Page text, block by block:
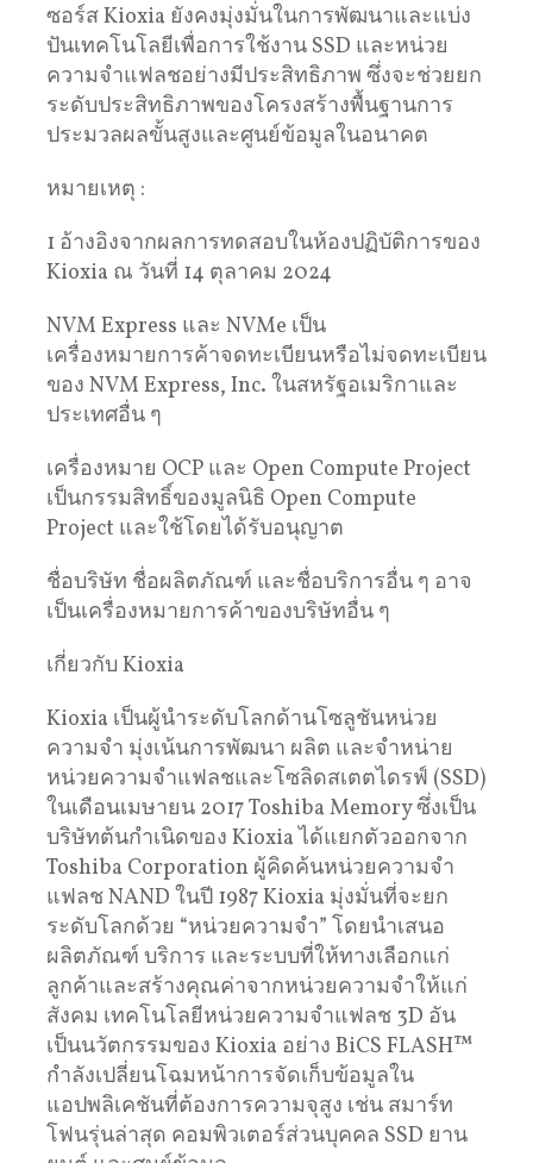
ซอร์ส Kioxia ยังคงมุ่งมั่นในการพัฒนาและแบ่ง
ปันเทคโนโลยีเพื่อการใช้งาน SSD และหน่วย
ความจำแฟลชอย่างมีประสิทธิภาพ ซึ่งจะช่วยยก
ระดับประสิทธิภาพของโครงสร้างพื้นฐานการ
ประมวลผลขั้นสูงและศูนย์ข้อมูลในอนาคต
หมายเหตุ :
1 อ้างอิงจากผลการทดสอบในห้องปฏิบัติการของ
Kioxia ณ วันที่ 14 ตุลาคม 2024
NVM Express และ NVMe เป็น
เครื่องหมายการค้าจดทะเบียนหรือไม่จดทะเบียน
ของ NVM Express, Inc. ในสหรัฐอเมริกาและ
ประเทศอื่น ๆ
เครื่องหมาย OCP และ Open Compute Project
เป็นกรรมสิทธิ์ของมูลนิธิ Open Compute
Project และใช้โดยได้รับอนุญาต
ชื่อบริษัท ชื่อผลิตภัณฑ์ และชื่อบริการอื่น ๆ อาจ
เป็นเครื่องหมายการค้าของบริษัทอื่น ๆ
เกี่ยวกับ Kioxia
Kioxia เป็นผู้นำระดับโลกด้านโซลูชันหน่วย
ความจำ มุ่งเน้นการพัฒนา ผลิต และจำหน่าย
หน่วยความจำแฟลชและโซลิดสเตตไดรฟ์ (SSD)
ในเดือนเมษายน 2017 Toshiba Memory ซึ่งเป็น
บริษัทต้นกำเนิดของ Kioxia ได้แยกตัวออกจาก
Toshiba Corporation ผู้คิดค้นหน่วยความจำ
แฟลช NAND ในปี 1987 Kioxia มุ่งมั่นที่จะยก
ระดับโลกด้วย “หน่วยความจำ” โดยนำเสนอ
ผลิตภัณฑ์ บริการ และระบบที่ให้ทางเลือกแก่
ลูกค้าและสร้างคุณค่าจากหน่วยความจำให้แก่
สังคม เทคโนโลยีหน่วยความจำแฟลช 3D อัน
เป็นนวัตกรรมของ Kioxia อย่าง BiCS FLASH™
กำลังเปลี่ยนโฉมหน้าการจัดเก็บข้อมูลใน
แอปพลิเคชันที่ต้องการความจุสูง เช่น สมาร์ท
โฟนรุ่นล่าสุด คอมพิวเตอร์ส่วนบุคคล SSD ยาน